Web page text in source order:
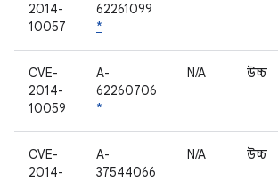
2014-
10057
62261099
*
CVE-
2014-
10059
A-
62260706
*
N/A উচ্চ
CVE-
2014-
A-
37544066
N/A উচ্চ